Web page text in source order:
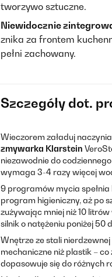
tworzywo sztuczne.
Niewidocznie
znika za frontem
pełni zachowany.
Szczegóły dot.
Wieczorem załaduj
zmywarka Klarstein
niezawodnie do
wymaga 3-4 razy więcej
9 programów mycia
program higieniczny, aż po
zużywając mniej niż 10
silnik o natężeniu poniżej 50
Wnętrze ze stali
mechaniczne niż plastik –
dopasowuje się do różnych